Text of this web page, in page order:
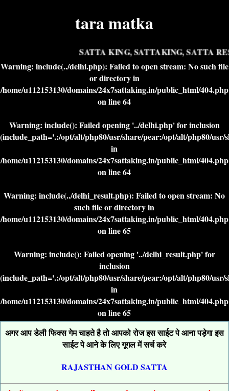
tara matka
SATTA KING, SATTAKING, SATTA
Warning: include(../delhi.php): Failed to open stream: No such file
or directory in
/home/u112153130/domains/24x7sattaking.in/public_html/404.php
on line64
Warning: include(): Failed opening '../delhi.php' for inclusion
(include_path='.:/opt/alt/php80/usr/share/pear:/opt/alt/php80/
in
/home/u112153130/domains/24x7sattaking.in/public_html/404.php
on line64
Warning: include(../delhi_result.php): Failed to open stream: No
such file or directory in
/home/u112153130/domains/24x7sattaking.in/public_html/404.php
on line65
Warning: include(): Failed opening '../delhi_result.php' for
inclusion
(include_path='.:/opt/alt/php80/usr/share/pear:/opt/alt/php80/
in
/home/u112153130/domains/24x7sattaking.in/public_html/404.php
on line65
अगर आप डेली फिक्स गेम चाहते है तो आपको रोज इस साईट पे आना पड़ेगा इस
साईट पे आने के लिए गूगल में सर्च करे
RAJASTHAN GOLD SATTA